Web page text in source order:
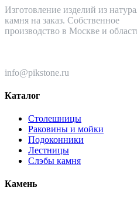
Изготовление изделий из
камня на заказ. Собственное
производство в Москве и
info@pikstone.ru
Каталог
Столешницы
Раковины и мойки
Подоконники
Лестницы
Слэбы камня
Камень